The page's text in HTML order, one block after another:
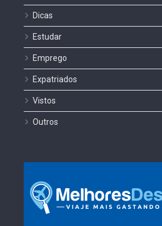
Dicas
Estudar
Emprego
Expatriados
Vistos
Outros